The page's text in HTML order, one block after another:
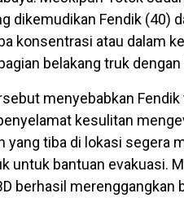
dikemudikan Fendik (40)
konsentrasi atau dalam
belakang truk dengan
menyebabkan
kesulitan
yang tiba di lokasi segera
untuk bantuan evakuasi.
berhasil merenggangkan